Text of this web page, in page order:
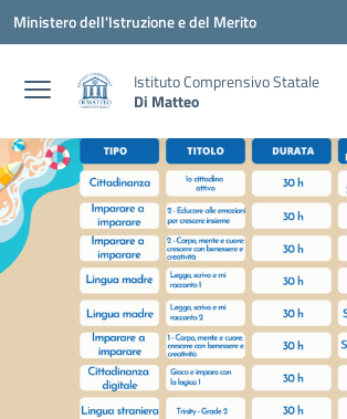
Vai ai contenuti
Vai al menu di navigazione
Vai al footer
Ministero dell'Istruzione e del Merito
Istituto Comprensivo Statale
Di Matteo